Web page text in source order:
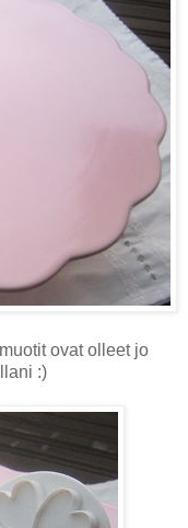
ovat olleet jo
:)